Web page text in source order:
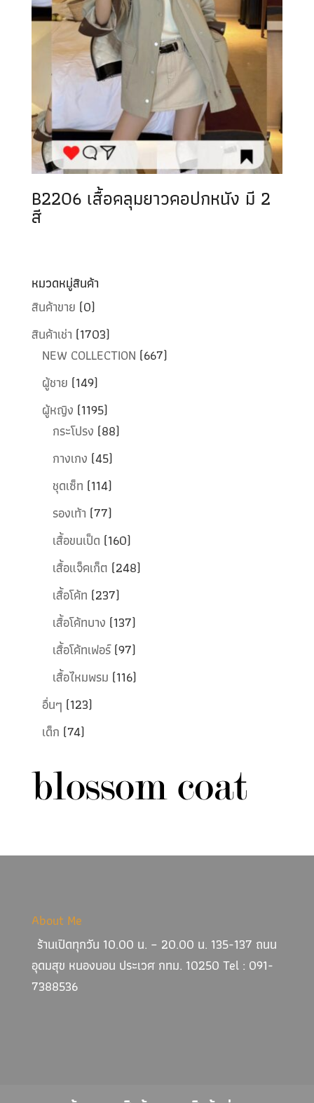
B2206 เสื้อคลุมยาวคอปกหนัง มี 2
สี
หมวดหมู่สินค้า
สินค้าขาย (0)
สินค้าเช่า (1703)
NEW COLLECTION (667)
ผู้ชาย (149)
ผู้หญิง (1195)
กระโปรง (88)
กางเกง (45)
ชุดเซ็ท (114)
รองเท้า (77)
เสื้อขนเป็ด (160)
เสื้อแจ็คเก็ต (248)
เสื้อโค้ท (237)
เสื้อโค้ทบาง (137)
เสื้อโค้ทเฟอร์ (97)
เสื้อไหมพรม (116)
อื่นๆ (123)
เด็ก (74)
About Me
ร้านเปิดทุกวัน 10.00 น. – 20.00 น. 135-137 ถนน
อุดมสุข หนองบอน ประเวศ กทม. 10250 Tel : 091-
7388536